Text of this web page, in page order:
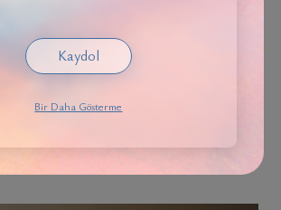
motor becerilerinin gelişimine
eder.
Kaydol
Bir Daha Gösterme